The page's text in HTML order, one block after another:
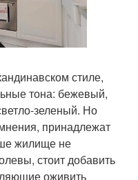
стиле,
тона: бежевый,
зеленый. Но
принадлежат
жилище не
стоит добавить
оживить